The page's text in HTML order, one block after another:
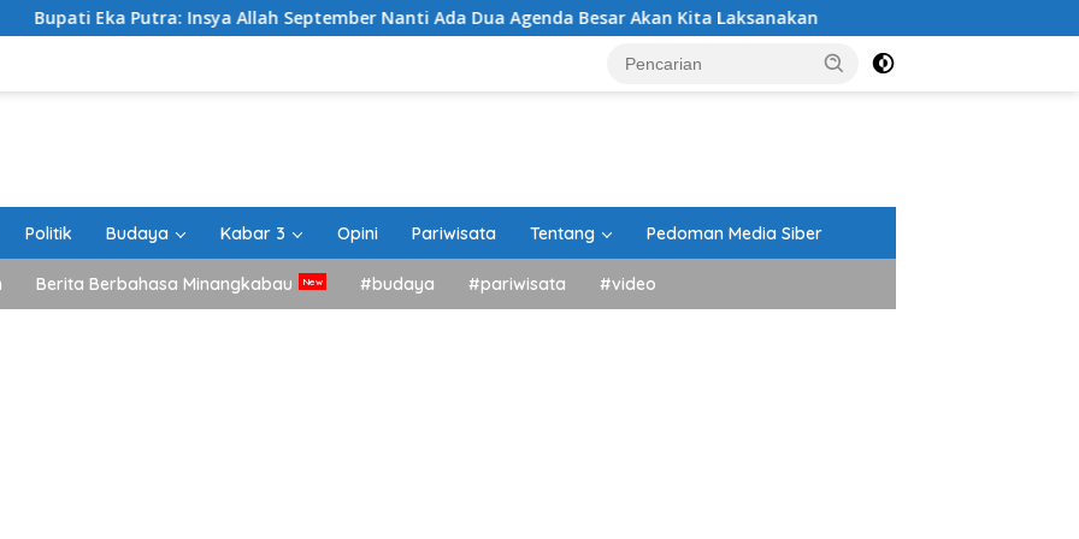
Insya Allah September Nanti Ada Dua Agenda Besar Akan Kita Laksanakan DPRD Tanah Datar Gelar Paripurna
Politik Budaya Kabar 3 Opini Pariwisata Tentang Pedoman Media Siber
Berita Berbahasa Minangkabau #budaya #pariwisata #video